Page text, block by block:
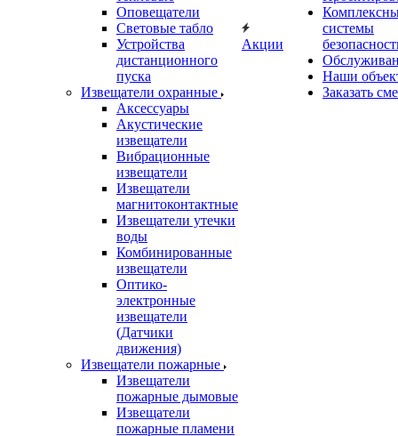
Оповещатели
Световые табло
Устройства
дистанционного
пуска
Извещатели охранные
Аксессуары
Акустические
извещатели
Вибрационные
извещатели
Извещатели
магнитоконтактные
Извещатели утечки
воды
Комбинированные
извещатели
Оптико-
электронные
извещатели
(Датчики
движения)
Извещатели пожарные
Извещатели
пожарные дымовые
Извещатели
пожарные пламени
Акции
системы
Наши
Заказать